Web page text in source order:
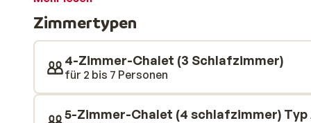
Familien geeignet. Sie sind komplett ausgestattet,
Auf dem Weg zu einem wohlverdienten Wintersport!
Zimmertypen
4-Zimmer-Chalet (3 Schlafzimmer)
für 2 bis 7 Personen
5-Zimmer-Chalet (4 schlafzimmer) Typ